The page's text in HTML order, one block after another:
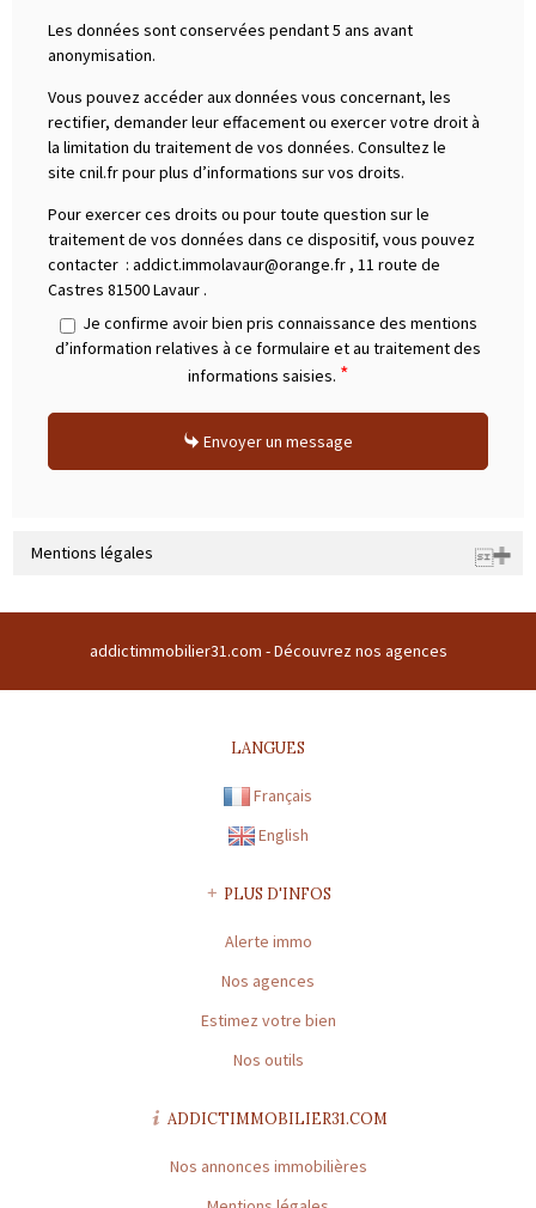
Les données sont conservées pendant 5 ans avant
anonymisation.
Vous pouvez accéder aux données vous concernant, les
rectifier, demander leur effacement ou exercer votre droit à
la limitation du traitement de vos données. Consultez le
site cnil.fr pour plus d’informations sur vos droits.
Pour exercer ces droits ou pour toute question sur le
traitement de vos données dans ce dispositif, vous pouvez
contacter : addict.immolavaur@orange.fr , 11 route de
Castres 81500 Lavaur .
Je confirme avoir bien pris connaissance des mentions
d’information relatives à ce formulaire et au traitement des
informations saisies. *
Envoyer un message
Mentions légales
Forme sociale : SARL | Numero TVA Intracommunautaire :
Capital : * | Caisse garantie financière : GALIAN | Montant garantie
Préfecture de délivrance de la carte professionnelle : TOULOUSE |
* : information non renseignée
addictimmobilier31.com -Découvrez nos agences
LANGUES
Français
English
PLUS D'INFOS
Alerte immo
Nos agences
Estimez votre bien
Nos outils
ADDICTIMMOBILIER31.COM
Nos annonces immobilières